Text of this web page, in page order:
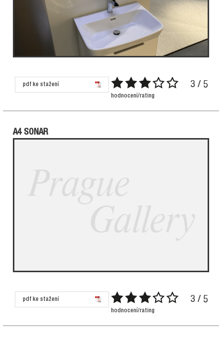
pdf ke stažení 3 / 5
hodnocení/rating
A4 SONAR
pdf ke stažení 3 / 5
hodnocení/rating